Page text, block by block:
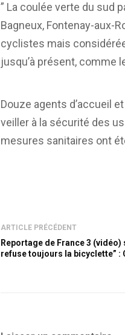
” La coulée verte du sud
Bagneux, Fontenay-aux-
cyclistes mais
jusqu’à présent,
Douze agents d’accueil
veiller à la sécurité des
mesures sanitaires ont
ARTICLE PRÉCÉDENT
Reportage de France 3
refuse toujours la bicyclette” :